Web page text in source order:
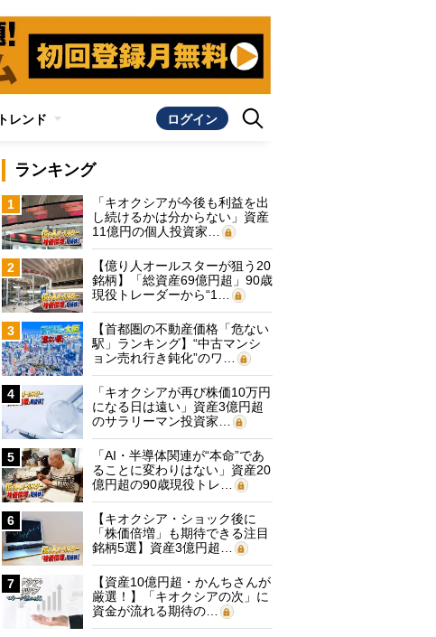
トレンド ログイン
ランキング
1
「キオクシアが今後も利益を出
し続けるかは分からない」資産
11億円の個人投資家…
2
【億り人オールスターが狙う20
銘柄】「総資産69億円超」90歳
現役トレーダーから“1…
3
【首都圏の不動産価格「危ない
駅」ランキング】“中古マンシ
ョン売れ行き鈍化”のワ…
4
「キオクシアが再び株価10万円
になる日は遠い」資産3億円超
のサラリーマン投資家…
5
「AI・半導体関連が“本命”であ
ることに変わりはない」資産20
億円超の90歳現役トレ…
6
【キオクシア・ショック後に
「株価倍増」も期待できる注目
銘柄5選】資産3億円超…
7
【資産10億円超・かんちさんが
厳選！】「キオクシアの次」に
資金が流れる期待の…